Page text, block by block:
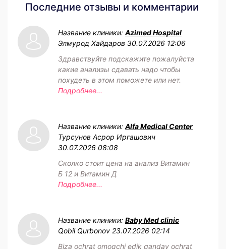
Последние отзывы и комментарии
Название клиники: Azimed Hospital
Элмурод Хайдаров 30.07.2026 12:06
Здравствуйте подскажите пожалуйста
какие анализы сдавать надо чтобы
похудеть в этом поможете или нет.
Подробнее...
Название клиники: Alfa Medical Center
Турсунов Асрор Иргашович
30.07.2026 08:08
Сколко стоит цена на анализ Витамин
Б 12 и Витамин Д
Подробнее...
Название клиники: Baby Med clinic
Qobil Qurbonov 23.07.2026 02:14
Biza ochrat omoqchi edik qanday ochrat